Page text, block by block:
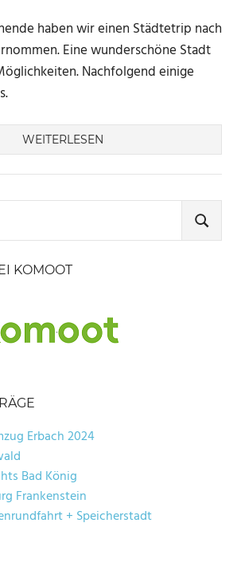
haben wir einen Städtetrip nach
Eine wunderschöne Stadt
Nachfolgend einige
WEITERLESEN
SUCHEN
KOMOOT
Erbach 2024
Bad König
Frankenstein
+ Speicherstadt